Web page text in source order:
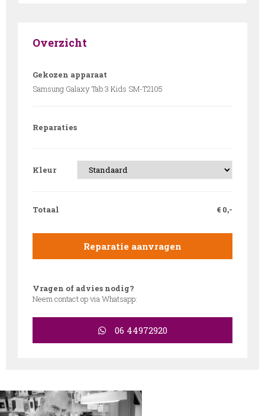
Overzicht
Gekozen apparaat
Samsung Galaxy Tab 3 Kids SM-T2105
Reparaties
Kleur
Totaal € 0,-
Reparatie aanvragen
Vragen of advies nodig?
Neem contact op via Whatsapp:
06 44972920